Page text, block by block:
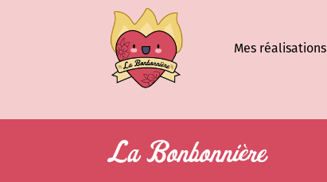
Mes réalisations
La Bonbonnière